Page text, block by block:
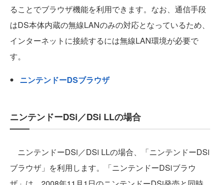
ることでブラウザ機能を利用できます。なお、通信手段
はDS本体内蔵の無線LANのみの対応となっているため、
インターネットに接続するには無線LAN環境が必要で
す。
ニンテンドーDSブラウザ
ニンテンドーDSi／DSi LLの場合
ニンテンドーDSi／DSi LLの場合、「ニンテンドーDSi
ブラウザ」を利用します。「ニンテンドーDSiブラウ